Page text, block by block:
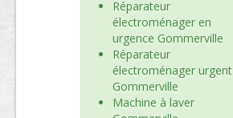
Réparateur
électroménager en
urgence Gommerville
Réparateur
électroménager urgent
Gommerville
Machine à laver